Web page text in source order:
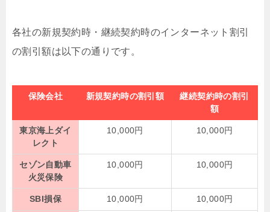
各社の新規契約時・継続契約時のインターネット割引
の割引額は以下の通りです。
保険会社 新規契約時の割引額
継続契約時の割引
額
東京海上ダイ
レクト
10,000円 10,000円
セゾン自動車
火災保険
10,000円 10,000円
SBI損保 10,000円 10,000円